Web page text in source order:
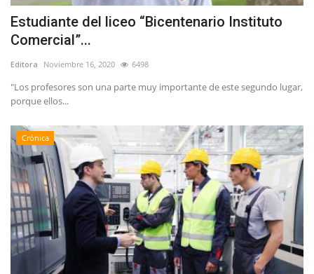
Estudiante del liceo “Bicentenario Instituto
Comercial”...
Editora Noviembre 16, 2020 6498
"Los profesores son una parte muy importante de este segundo lugar,
porque ellos...
Crónica